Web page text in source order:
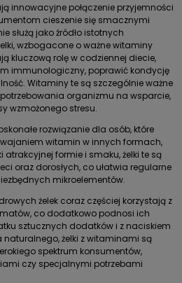
innowacyjne połączenie przyjemności
cieszenie się smacznymi
służą jako źródło istotnych
wzbogacone o ważne witaminy
kluczową rolę w codziennej diecie,
immunologiczny, poprawić kondycję
Witaminy te są szczególnie ważne
organizmu na wsparcie,
wzmożonego stresu.
rozwiązanie dla osób, które
witamin w innych formach,
atrakcyjnej formie i smaku, żelki te są
oraz dorosłych, co ułatwia regularne
mikroelementów.
żelek coraz częściej korzystają z
co dodatkowo podnosi ich
sztucznych dodatków i z naciskiem
żelki z witaminami są
spektrum konsumentów,
czy specjalnymi potrzebami